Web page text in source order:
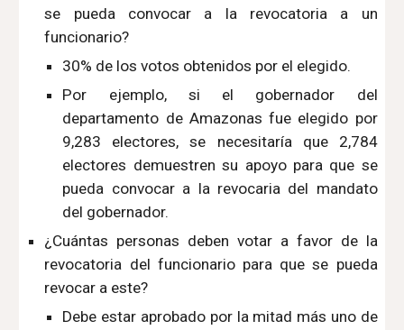
se pueda convocar a la revocatoria a un
funcionario?
30% de los votos obtenidos por el elegido.
Por ejemplo, si el gobernador del
departamento de Amazonas fue elegido por
9,283 electores, se necesitaría que 2,784
electores demuestren su apoyo para que se
pueda convocar a la revocaria del mandato
del gobernador.
¿Cuántas personas deben votar a favor de la
revocatoria del funcionario para que se pueda
revocar a este?
Debe estar aprobado por la mitad más uno de